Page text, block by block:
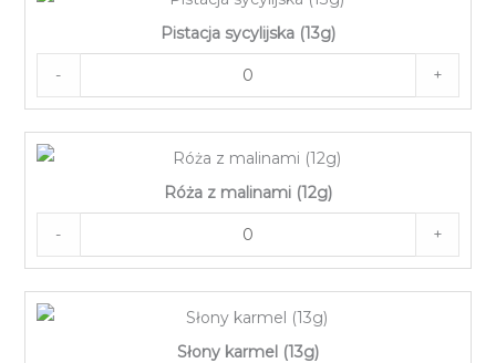
Pistacja sycylijska (13g)
- +
Róża z malinami (12g)
- +
Słony karmel (13g)